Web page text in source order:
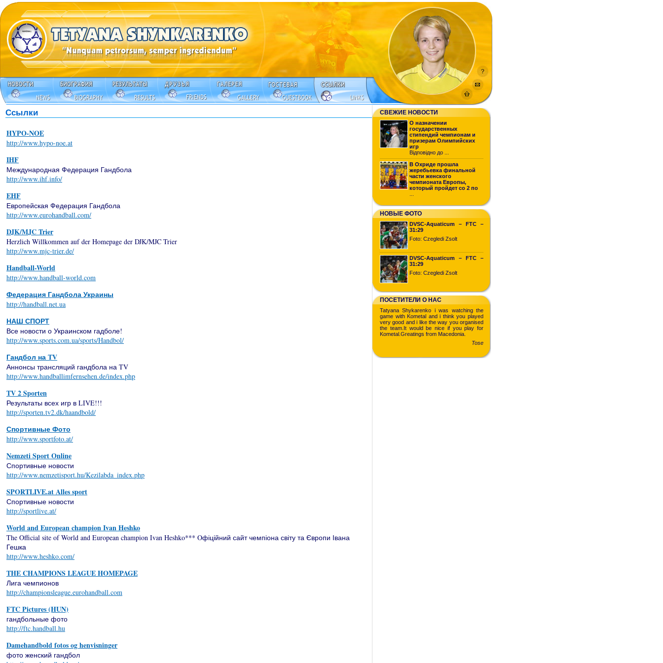
Ссылки
HYPO-NOE
http://www.hypo-noe.at
IHF
Международная Федерация Гандбола
http://www.ihf.info/
EHF
Европейская Федерация Гандбола
http://www.eurohandball.com/
DJK/MJC Trier
Herzlich Willkommen auf der Homepage der DJK/MJC Trier
http://www.mjc-trier.de/
Handball-World
http://www.handball-world.com
Федерация Гандбола Украины
http://handball.net.ua
НАШ СПОРТ
Все новости о Украинском гадболе!
http://www.sports.com.ua/sports/Handbol/
Гандбол на TV
Аннонсы трансляций гандбола на TV
http://www.handballimfernsehen.de/index.php
TV 2 Sporten
Результаты всех игр в LIVE!!!
http://sporten.tv2.dk/haandbold/
Спортивные Фото
http://www.sportfoto.at/
Nemzeti Sport Online
Спортивные новости
http://www.nemzetisport.hu/Kezilabda_index.php
SPORTLIVE.at Alles sport
Спортивные новости
http://sportlive.at/
World and European champion Ivan Heshko
The Official site of World and European champion Ivan Heshko*** Oфіційний сайт чемпіона світу та Європи Івана
Гешка
http://www.heshko.com/
THE CHAMPIONS LEAGUE HOMEPAGE
Лига чемпионов
http://championsleague.eurohandball.com
FTC Pictures (HUN)
гандбольные фото
http://ftc.handball.hu
Damehandbold fotos og henvisninger
фото женский гандбол
СВЕЖИЕ НОВОСТИ
О назначении
государственных
стипендий чемпионам и
призерам Олимпийских
игр
Відповідно до ...
В Охриде прошла
жеребьевка финальной
части женского
чемпионата Европы,
который пройдет со 2 по
НОВЫЕ ФОТО
DVSC-Aquaticum – FTC –
31:29
Foto: Czegledi Zsolt
DVSC-Aquaticum – FTC –
31:29
Foto: Czegledi Zsolt
ПОСЕТИТЕЛИ О НАС
Tatyana Shykarenko i was watching the
game with Kometal and i think you played
very good and i like the way you organised
the team.It would be nice if you play for
Kometal.Greatings from Macedonia.
Tose